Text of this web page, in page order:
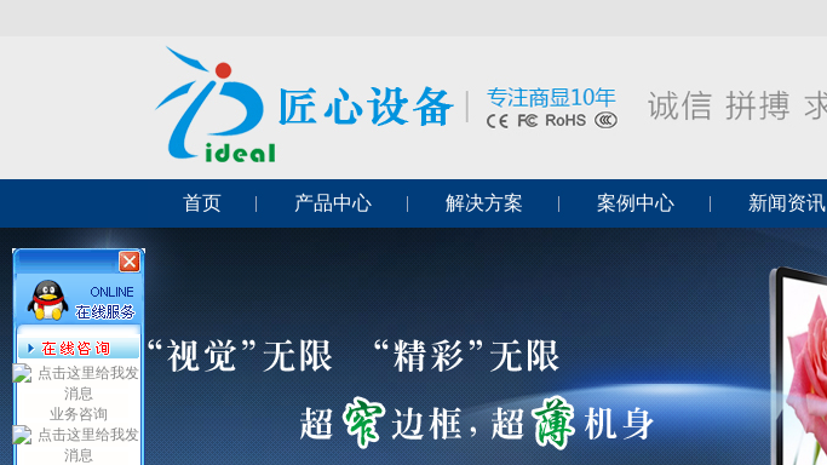
首页 产品中心 解决方案 案例中心 新闻资讯
业务咨询